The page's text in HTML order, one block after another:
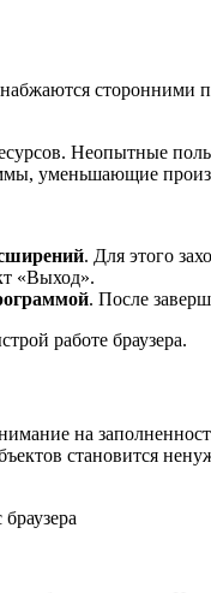
Неопытные
уменьшающие
. Для этого
«Выход».
. После
работе браузера.
на
становится